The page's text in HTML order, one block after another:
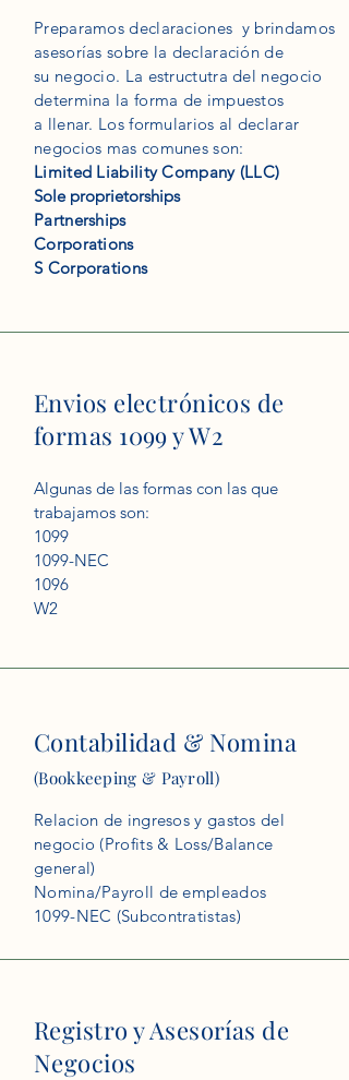
Preparamos declaraciones y brindamos
asesorías sobre la declaración de
su negocio. La estructutra del negocio
determina la forma de impuestos
a llenar. Los formularios al declarar
negocios mas comunes son:
Limited Liability Company (LLC)
Sole proprietorships
Partnerships
Corporations
S Corporations
Envios electrónicos de
formas 1099 y W2
Algunas de las formas con las que
trabajamos son:
1099
1099-NEC
1096
W2
Contabilidad & Nomina
(Bookkeeping & Payroll)
Relacion de ingresos y gastos del
negocio (Profits & Loss/Balance
general)
Nomina/Payroll de empleados
1099-NEC (Subcontratistas)
Registro y Asesorías de
Negocios